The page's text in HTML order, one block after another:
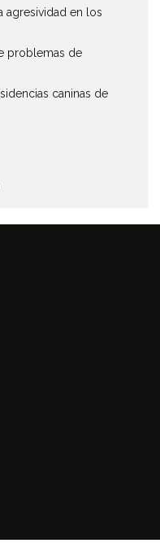
agresividad en los
problemas de
caninas de